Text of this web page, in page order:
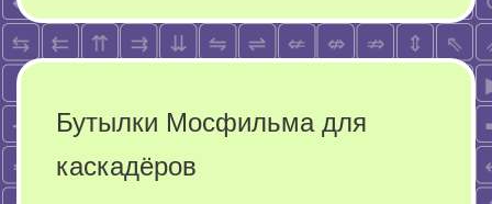
Бутылки Мосфильма для
каскадёров